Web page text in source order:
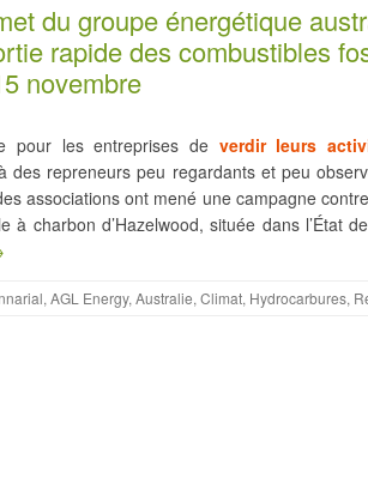
du groupe énergétique
rapide des combustibles
novembre
pour les entreprises de verdir leurs
des repreneurs peu regardants et peu
associations ont mené une campagne
à charbon d’Hazelwood, située dans l’État
, AGL Energy, Australie, Climat, Hydrocarbures,